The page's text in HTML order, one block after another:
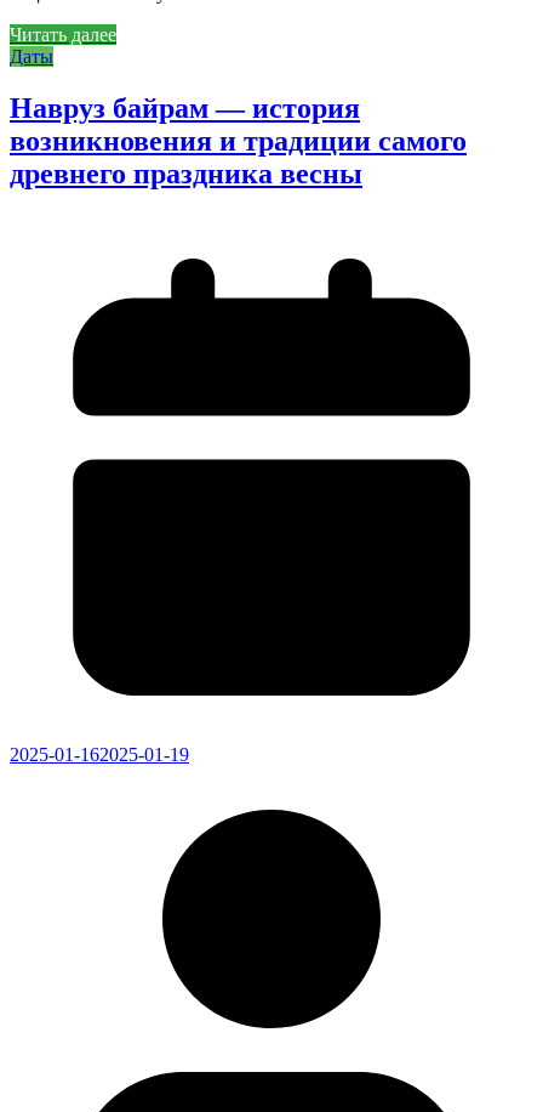
Читать далее
Даты
Навруз байрам — история
возникновения и традиции самого
древнего праздника весны
2025-01-162025-01-19